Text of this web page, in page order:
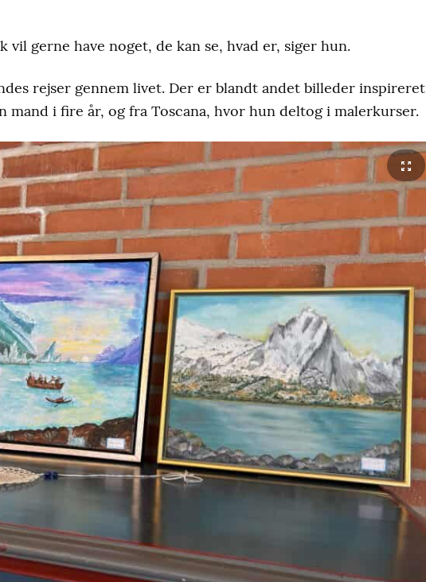
gerne have noget, de kan se, hvad er, siger hun.
rejser gennem livet. Der er blandt andet billeder inspireret
mand i fire år, og fra Toscana, hvor hun deltog i malerkurser.